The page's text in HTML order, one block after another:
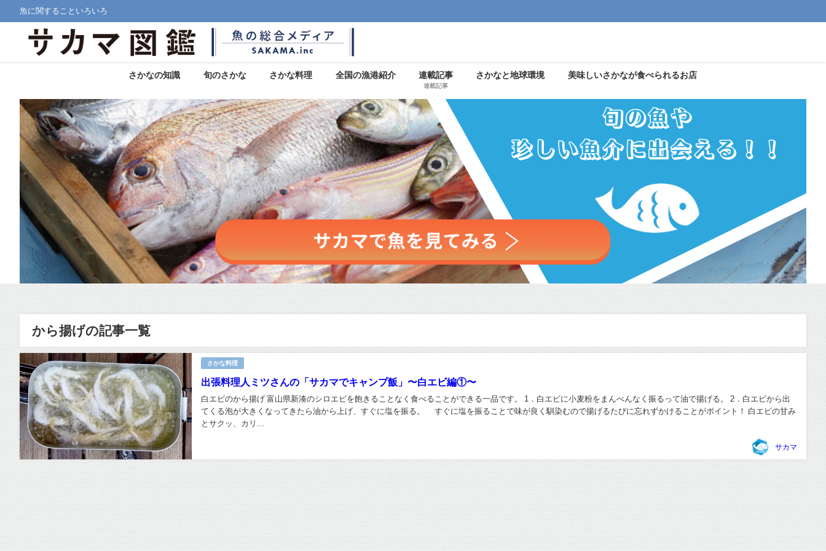
魚に関することいろいろ
さかなの知識 旬のさかな さかな料理 全国の漁港紹介 連載記事
連載記事
さかなと地球環境 美味しいさかなが食べられるお店
から揚げの記事一覧
さかな料理
出張料理人ミツさんの「サカマでキャンプ飯」〜白エビ編①〜
白エビのから揚げ 富山県新湊のシロエビを飽きることなく食べることができる一品です。 1．白エビに小麦粉をまんべんなく振るって油で揚げる。 2．白エビから出
てくる泡が大きくなってきたら油から上げ、すぐに塩を振る。 すぐに塩を振ることで味が良く馴染むので揚げるたびに忘れずかけることがポイント！ 白エビの甘み
とサクッ、カリ...
サカマ